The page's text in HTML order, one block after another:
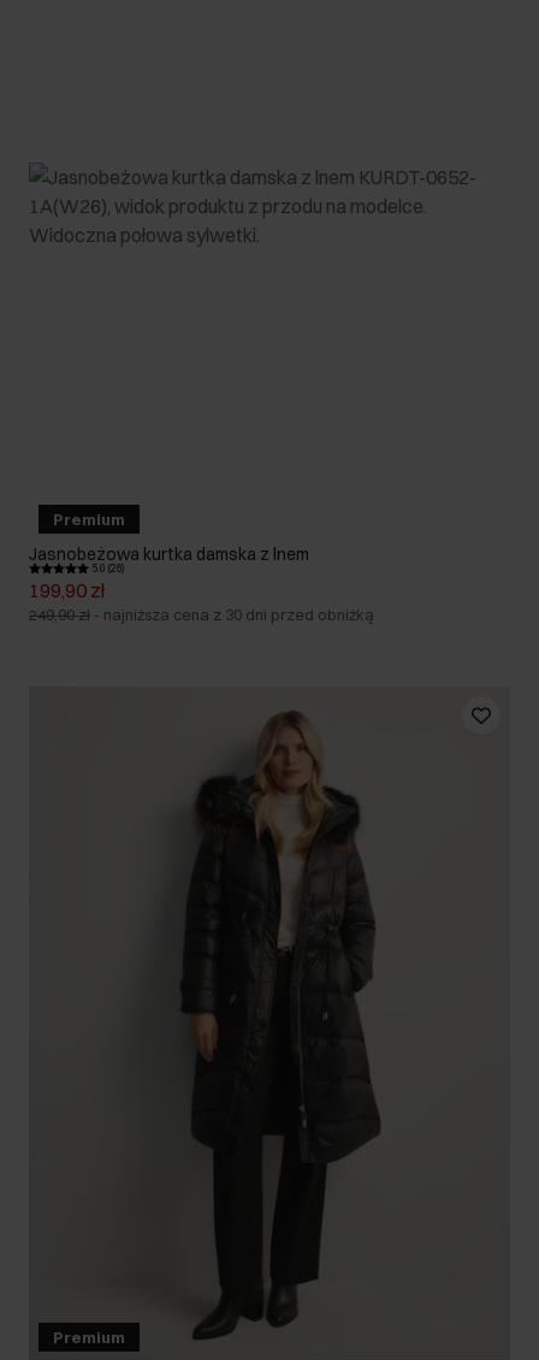
Premium
Jasnobeżowa kurtka damska z lnem
5.0 (26)
199,90 zł
249,90 zł - najniższa cena z 30 dni przed obniżką
Premium